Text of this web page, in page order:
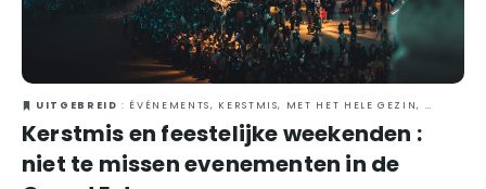
UITGEBREID : ÉVÉNEMENTS, KERSTMIS, MET HET HELE GEZIN, WINTER
Kerstmis en feestelijke weekenden :
niet te missen evenementen in de